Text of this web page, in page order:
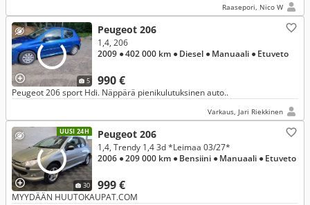
Raasepori, Nico W
5
Peugeot 206
990 €
1,4, 206
2009 ● 402 000 km ● Diesel ● Manuaali ● Etuveto
Peugeot 206 sport Hdi. Näppärä pienikulutuksinen auto..
Varkaus, Jari Riekkinen
UUSI 24H
30
Peugeot 206
999 €
1,4, Trendy 1,4 3d *Leimaa 03/27*
2006 ● 209 000 km ● Bensiini ● Manuaali ● Etuveto
MYYDÄÄN HUUTOKAUPAT.COM